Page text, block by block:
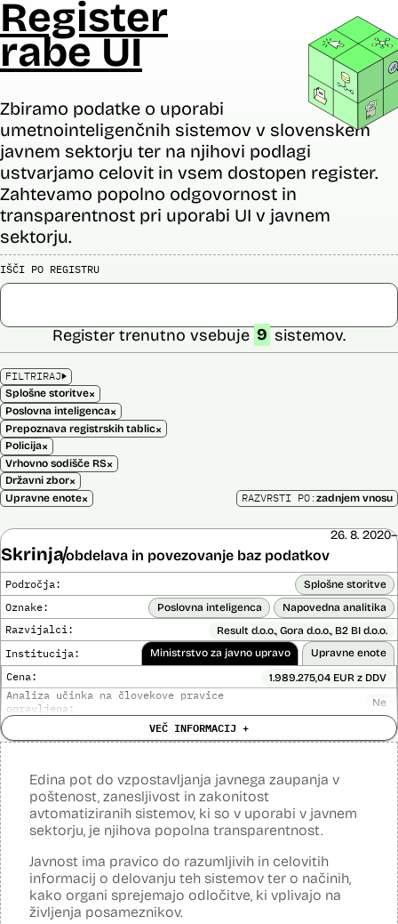
Register
rabe UI
Zbiramo podatke o uporabi
umetnointeligenčnih sistemov v slovenskem
javnem sektorju ter na njihovi podlagi
ustvarjamo celovit in vsem dostopen register.
Zahtevamo popolno odgovornost in
transparentnost pri uporabi UI v javnem
sektorju.
IŠČI PO REGISTRU
FILTRIRAJ
Splošne storitve×
Poslovna inteligenca×
Prepoznava registrskih tablic×
Policija×
Vrhovno sodišče RS×
Državni zbor×
Upravne enote×
Register trenutno vsebuje 9 sistemov.
RAZVRSTI PO:zadnjem vnosu
Skrinjaobdelava in povezovanje baz podatkov
26. 8. 2020–
Področja: Splošne storitve
Oznake: Poslovna inteligenca Napovedna analitika
Razvijalci: Result d.o.o., Gora d.o.o., B2 BI d.o.o.
Institucija: Ministrstvo za javno upravo Upravne enote
Cena: 1.989.275,04 EUR z DDV
Analiza učinka na človekove pravice
opravljena:
Ne
Analiza učinka na osebne podatke opravljena:
Sistem omogoča obdelavo in vizualizacijo podatkov, povezovanje baz
podatkov, pripravo poročil, dinamično raziskovanje podatkov, uporabo
napovedne analitike, opazovanje gibanja podatkov v različnih
vizualizacijah in odkrivanje vzorcev, oblikovanje različnih scenarijev
(če – potem), simulacije kompleksnejših problemov in scenarijev,
Viri:
Dosje javnega naročila
Podrobnosti izdelka na portalu NIO
VEČ INFORMACIJ +
Edina pot do vzpostavljanja javnega zaupanja v
poštenost, zanesljivost in zakonitost
avtomatiziranih sistemov, ki so v uporabi v javnem
sektorju, je njihova popolna transparentnost.
Javnost ima pravico do razumljivih in celovitih
informacij o delovanju teh sistemov ter o načinih,
kako organi sprejemajo odločitve, ki vplivajo na
življenja posameznikov.